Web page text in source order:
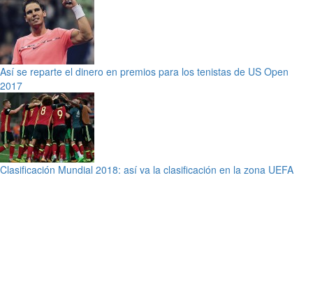
Así se reparte el dinero en premios para los tenistas de US Open
2017
Clasificación Mundial 2018: así va la clasificación en la zona UEFA